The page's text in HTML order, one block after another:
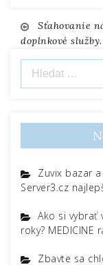
pro
Sťahovanie
doplnkové služby.
Vyhledávání
Zuvix bazar
Server3.cz
Ako si vybrať
roky? MEDICINE
Zbavte sa